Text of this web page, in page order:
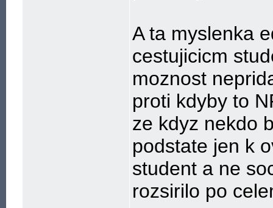
A ta myslenka
cestujicicm
moznost
proti kdyby to
ze kdyz nekdo
podstate jen k
student a ne
rozsirilo po